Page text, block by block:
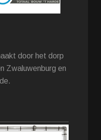
door het dorp
Zwaluwenburg en